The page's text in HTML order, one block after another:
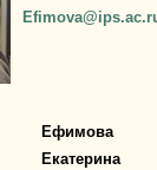
Ефимова
Екатерина